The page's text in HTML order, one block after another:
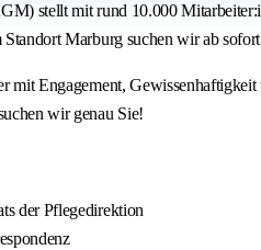
stellt mit rund 10.000
Marburg suchen wir ab
mit Engagement,
wir genau Sie!
der Pflegedirektion